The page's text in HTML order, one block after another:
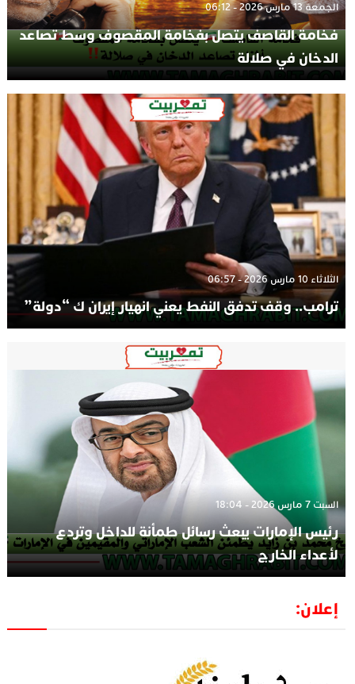
الجمعة 13 مارس 2026 - 06:12
فخامة القاصف يتصل بفخامة المقصوف وسط تصاعد
الدخان في صلالة
الثلاثاء 10 مارس 2026 - 06:57
ترامب.. وقف تدفق النفط يعني انهيار إيران ك “دولة”
السبت 7 مارس 2026 - 18:04
رئيس الإمارات يبعث رسائل طمأنة للداخل وتردع
لأعداء الخارج
إعلان: